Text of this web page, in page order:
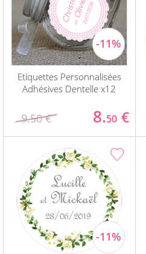
Etiquettes Personnalisées
Adhésives Dentelle x12
9.50 € 8.50 €